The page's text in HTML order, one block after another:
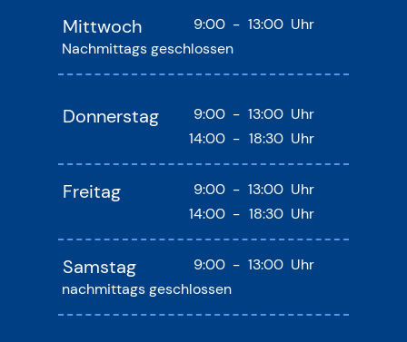
Mittwoch 9:00 - 13:00 Uhr
Nachmittags geschlossen
Donnerstag 9:00 - 13:00 Uhr
14:00 - 18:30 Uhr
Freitag 9:00 - 13:00 Uhr
14:00 - 18:30 Uhr
Samstag 9:00 - 13:00 Uhr
nachmittags geschlossen